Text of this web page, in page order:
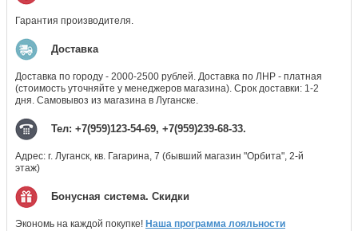
Гарантия производителя.
Доставка
Доставка по городу - 2000-2500 рублей. Доставка по ЛНР - платная
(стоимость уточняйте у менеджеров магазина). Срок доставки: 1-2
дня. Самовывоз из магазина в Луганске.
Тел: +7(959)123-54-69, +7(959)239-68-33.
Адрес: г. Луганск, кв. Гагарина, 7 (бывший магазин "Орбита", 2-й
этаж)
Бонусная система. Скидки
Экономь на каждой покупке! Наша программа лояльности